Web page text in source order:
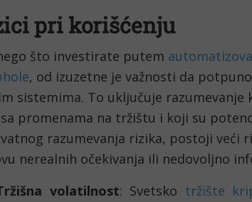
pri korišćenju
što investirate putem
, od izuzetne je važnosti da
sistemima. To uključuje razumevanje
promenama na tržištu i koji su
razumevanja rizika, postoji veći
nerealnih očekivanja ili nedovoljno
volatilnost: Svetsko tržište